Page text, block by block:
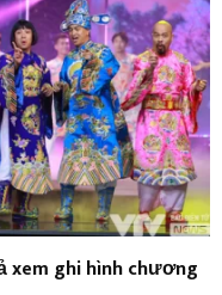
xem ghi hình chương